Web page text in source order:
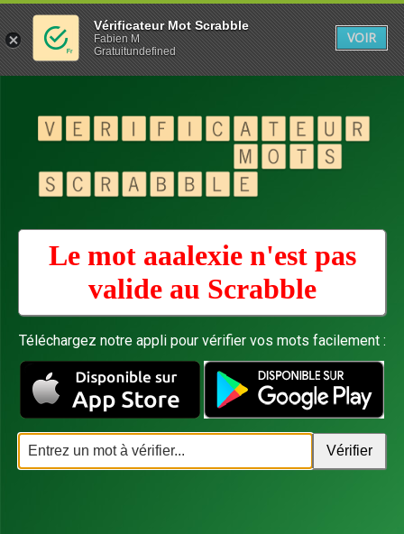
Le mot aaalexie n'est pas
valide au Scrabble
Téléchargez notre appli pour vérifier vos mots facilement :
Vérificateur Mot Scrabble
Fabien M
Gratuitundefined
VOIR